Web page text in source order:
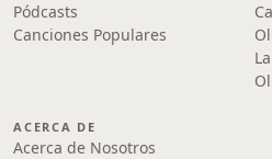
Pódcasts
Canciones Populares
ACERCA DE
Acerca de Nosotros